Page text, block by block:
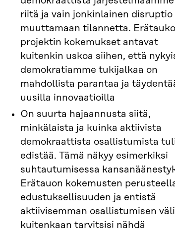
riitä ja vain jonkinlainen disruptio
muuttamaan tilannetta.
projektin kokemukset antavat
kuitenkin uskoa siihen, että
demokratiamme tukijalkaa on
mahdollista parantaa ja
uusilla innovaatioilla
On suurta hajaannusta siitä,
minkälaista ja kuinka aktiivista
demokraattista osallistumista
edistää. Tämä näkyy esimerkiksi
suhtautumisessa
Erätauon kokemusten
edustuksellisuuden ja entistä
aktiivisemman osallistumisen
kuitenkaan tarvitsisi nähdä